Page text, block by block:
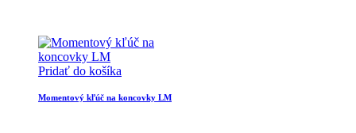
Pridať do košíka
Momentový kľúč na koncovky LM